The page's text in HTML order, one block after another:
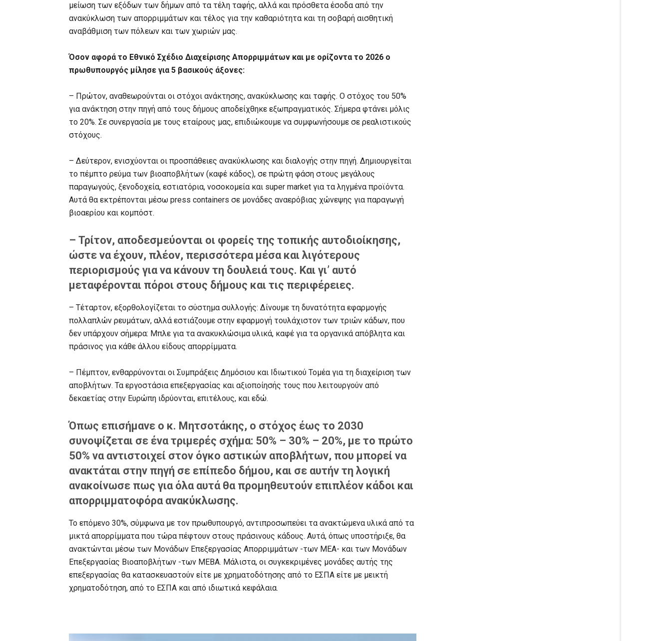
μείωση των εξόδων των δήμων από τα τέλη ταφής, αλλά και πρόσθετα έσοδα από την
ανακύκλωση των απορριμμάτων και τέλος για την καθαριότητα και τη σοβαρή αισθητική
αναβάθμιση των πόλεων και των χωριών μας.
Όσον αφορά το Εθνικό Σχέδιο Διαχείρισης Απορριμμάτων και με ορίζοντα το 2026 ο
πρωθυπουργός μίλησε για 5 βασικούς άξονες:
– Πρώτον, αναθεωρούνται οι στόχοι ανάκτησης, ανακύκλωσης και ταφής. Ο στόχος του 50%
για ανάκτηση στην πηγή από τους δήμους αποδείχθηκε εξωπραγματικός. Σήμερα φτάνει μόλις
το 20%. Σε συνεργασία με τους εταίρους μας, επιδιώκουμε να συμφωνήσουμε σε ρεαλιστικούς
στόχους.
– Δεύτερον, ενισχύονται οι προσπάθειες ανακύκλωσης και διαλογής στην πηγή. Δημιουργείται
το πέμπτο ρεύμα των βιοαποβλήτων (καφέ κάδος), σε πρώτη φάση στους μεγάλους
παραγωγούς, ξενοδοχεία, εστιατόρια, νοσοκομεία και super market για τα ληγμένα προϊόντα.
Αυτά θα εκτρέπονται μέσω press containers σε μονάδες αναερόβιας χώνεψης για παραγωγή
βιοαερίου και κομπόστ.
– Τρίτον, αποδεσμεύονται οι φορείς της τοπικής αυτοδιοίκησης,
ώστε να έχουν, πλέον, περισσότερα μέσα και λιγότερους
περιορισμούς για να κάνουν τη δουλειά τους. Και γι’ αυτό
μεταφέρονται πόροι στους δήμους και τις περιφέρειες.
– Τέταρτον, εξορθολογίζεται το σύστημα συλλογής: Δίνουμε τη δυνατότητα εφαρμογής
πολλαπλών ρευμάτων, αλλά εστιάζουμε στην εφαρμογή τουλάχιστον των τριών κάδων, που
δεν υπάρχουν σήμερα: Μπλε για τα ανακυκλώσιμα υλικά, καφέ για τα οργανικά απόβλητα και
πράσινος για κάθε άλλου είδους απορρίμματα.
– Πέμπτον, ενθαρρύνονται οι Συμπράξεις Δημόσιου και Ιδιωτικού Τομέα για τη διαχείριση των
αποβλήτων. Τα εργοστάσια επεξεργασίας και αξιοποίησής τους που λειτουργούν από
δεκαετίας στην Ευρώπη ιδρύονται, επιτέλους, και εδώ.
Όπως επισήμανε ο κ. Μητσοτάκης, ο στόχος έως το 2030
συνοψίζεται σε ένα τριμερές σχήμα: 50% – 30% – 20%, με το πρώτο
50% να αντιστοιχεί στον όγκο αστικών αποβλήτων, που μπορεί να
ανακτάται στην πηγή σε επίπεδο δήμου, και σε αυτήν τη λογική
ανακοίνωσε πως για όλα αυτά θα προμηθευτούν επιπλέον κάδοι και
απορριμματοφόρα ανακύκλωσης.
Το επόμενο 30%, σύμφωνα με τον πρωθυπουργό, αντιπροσωπεύει τα ανακτώμενα υλικά από τα
μικτά απορρίμματα που τώρα πέφτουν στους πράσινους κάδους. Αυτά, όπως υποστήριξε, θα
ανακτώνται μέσω των Μονάδων Επεξεργασίας Απορριμμάτων -των ΜΕΑ- και των Μονάδων
Επεξεργασίας Βιοαποβλήτων -των ΜΕΒΑ. Μάλιστα, οι συγκεκριμένες μονάδες αυτής της
επεξεργασίας θα κατασκευαστούν είτε με χρηματοδότησης από το ΕΣΠΑ είτε με μεικτή
χρηματοδότηση, από το ΕΣΠΑ και από ιδιωτικά κεφάλαια.